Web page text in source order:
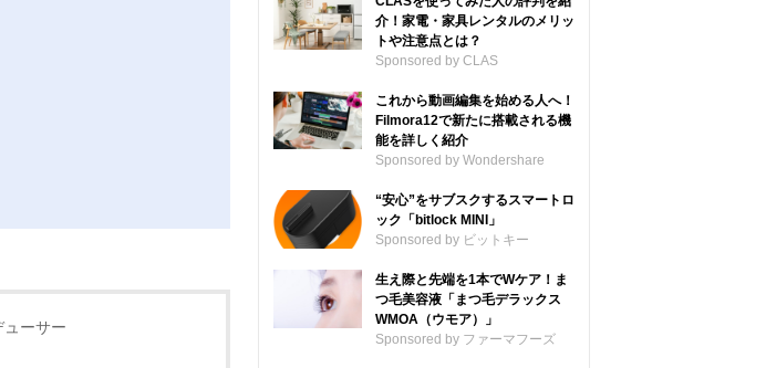
ーサー
介！家電・家具レンタルのメリッ
トや注意点とは？
Sponsored by CLAS
これから動画編集を始める人へ！
Filmora12で新たに搭載される機
能を詳しく紹介
Sponsored by Wondershare
“安心”をサブスクするスマートロ
ック「bitlock MINI」
Sponsored by ビットキー
生え際と先端を1本でWケア！ま
つ毛美容液「まつ毛デラックス
WMOA（ウモア）」
Sponsored by ファーマフーズ